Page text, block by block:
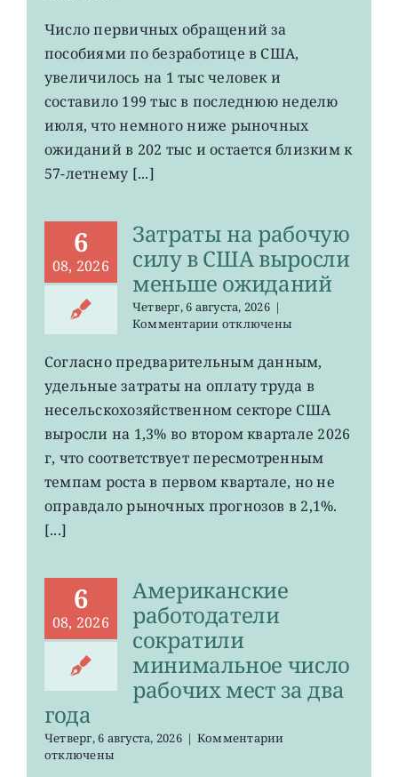
первичных
за
безработице
в
остается
лет
Число первичных обращений за
пособиями по безработице в США,
увеличилось на 1 тыс человек и
составило 199 тыс в последнюю неделю
июля, что немного ниже рыночных
ожиданий в 202 тыс и остается близким к
57-летнему [...]
6
08, 2026
Затраты на рабочую
силу в США выросли
меньше ожиданий
Четверг, 6 августа, 2026 |
Комментариик
Затраты
рабочую
силу
США
выросли
ожиданий
отключены
Согласно предварительным данным,
удельные затраты на оплату труда в
несельскохозяйственном секторе США
выросли на 1,3% во втором квартале 2026
г, что соответствует пересмотренным
темпам роста в первом квартале, но не
оправдало рыночных прогнозов в 2,1%.
[...]
6
08, 2026
Американские
работодатели
сократили
минимальное число
рабочих мест за два
года
Четверг, 6 августа, 2026 | Комментариик
отключены